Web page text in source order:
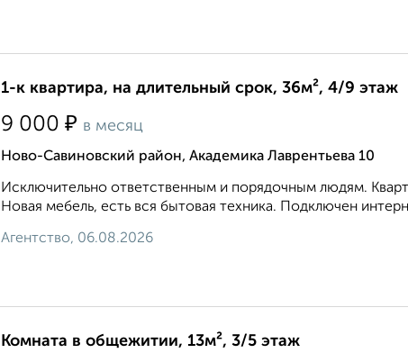
1-к квартира, на длительный срок, 36м², 4/9 этаж
9 000 ₽ в месяц
Ново-Савиновский район, Академика Лаврентьева 10
Исключительно ответственным и порядочным людям.
Новая мебель, есть вся бытовая техника. Подключен
Агентство, 06.08.2026
Комната в общежитии, 13м², 3/5 этаж